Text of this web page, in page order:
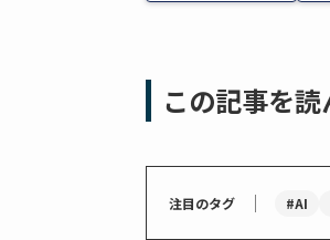
この記事を
注目のタグ ｜ #AI